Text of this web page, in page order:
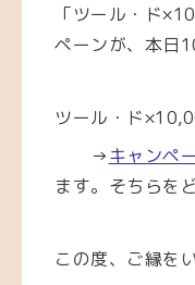
「ツール・ド
ペーンが、本日
ツール・ド
→キャンペ
ます。そちらを
この度、ご縁を